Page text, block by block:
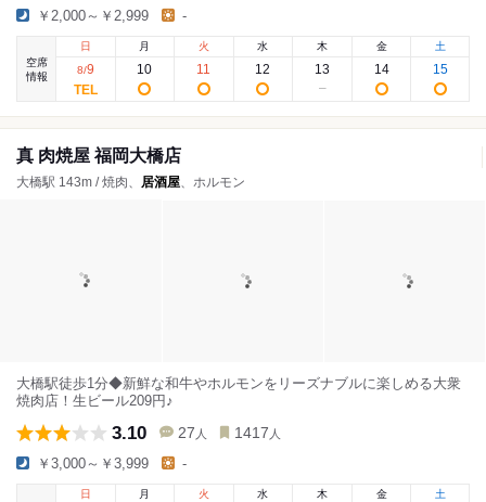
￥2,000～￥2,999 -
空席
情報
日
8/9
月
10
火
11
水
12
木
13
金
14
土
15
真 肉焼屋 福岡大橋店
大橋駅 143m / 焼肉、 居酒屋、ホルモン
大橋駅徒歩1分◆新鮮な和牛やホルモンをリーズナブルに楽しめる大衆
焼肉店！生ビール209円♪
3.10 27 人 1417 人
￥3,000～￥3,999 -
日
月 火 水 木 金 土